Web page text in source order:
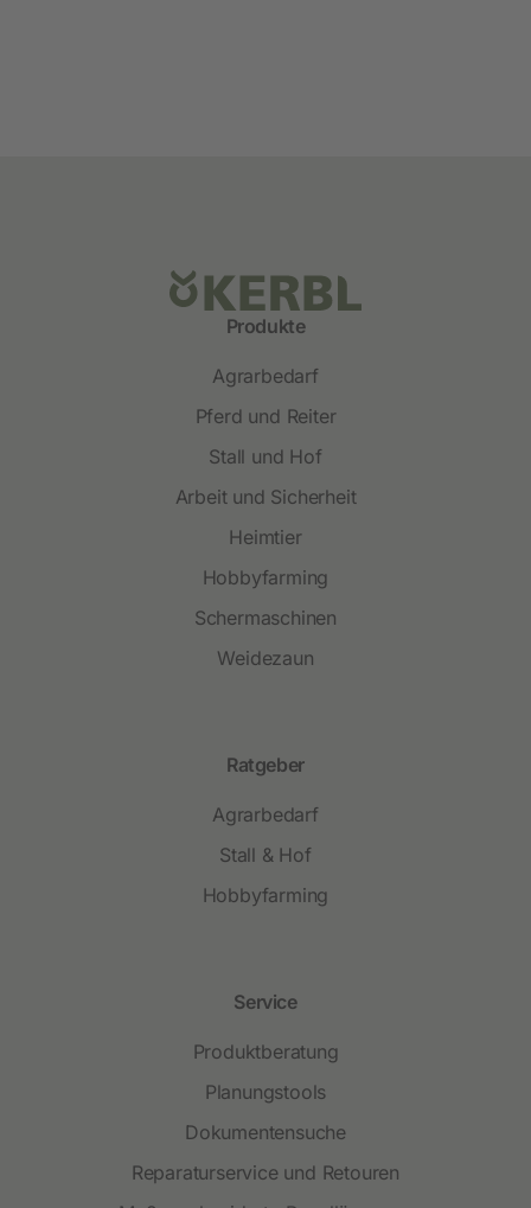
Produkte
Agrarbedarf
Pferd und Reiter
Stall und Hof
Arbeit und Sicherheit
Heimtier
Hobbyfarming
Schermaschinen
Weidezaun
Ratgeber
Agrarbedarf
Stall & Hof
Hobbyfarming
Service
Produktberatung
Planungstools
Dokumentensuche
Reparaturservice und Retouren